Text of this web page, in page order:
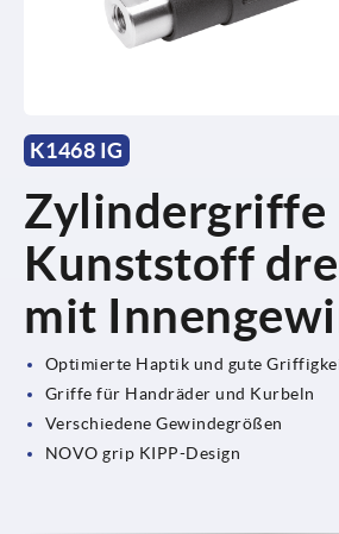
K1468 IG
Zylindergriffe
Kunststoff
mit
Optimierte Haptik und gute
Griffe für Handräder und Kurbeln
Verschiedene Gewindegrößen
NOVO grip KIPP-Design